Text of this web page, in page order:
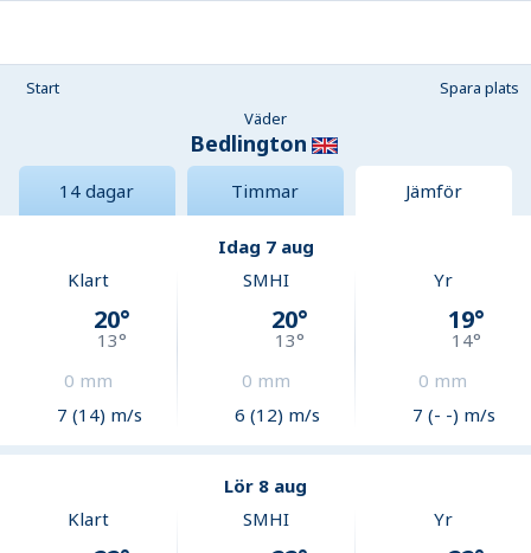
Start
Spara plats
Väder
Bedlington
14 dagar Timmar Jämför
Idag 7 aug
Klart
20°
13°
0 mm
7 (14) m/s
SMHI
20°
13°
0 mm
6 (12) m/s
Yr
19°
14°
0 mm
7 (- -) m/s
Lör 8 aug
Klart
SMHI Yr